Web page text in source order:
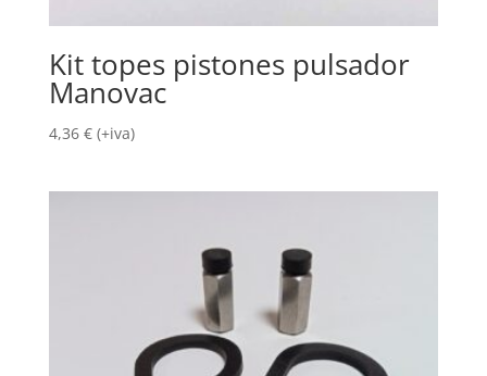
Kit topes pistones pulsador
Manovac
4,36 € (+iva)